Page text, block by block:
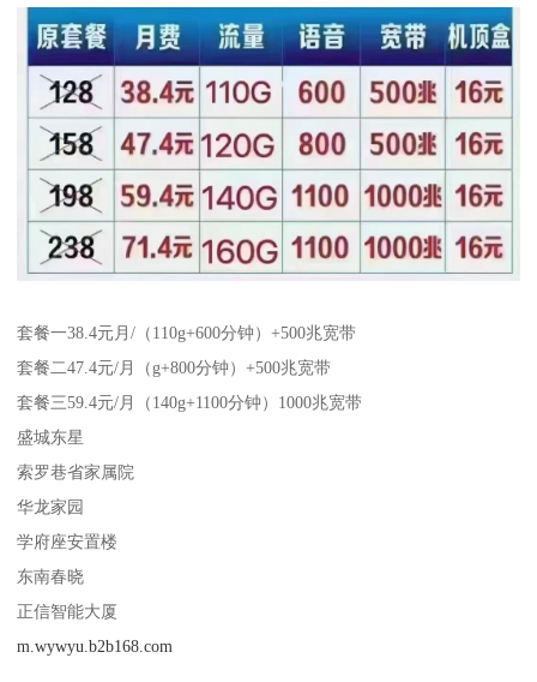
套餐一38.4元月/（110g+600分钟）+500兆宽带
套餐二47.4元/月（g+800分钟）+500兆宽带
套餐三59.4元/月（140g+1100分钟）1000兆宽带
盛城东星
索罗巷省家属院
华龙家园
学府座安置楼
东南春晓
正信智能大厦
m.wywyu.b2b168.com